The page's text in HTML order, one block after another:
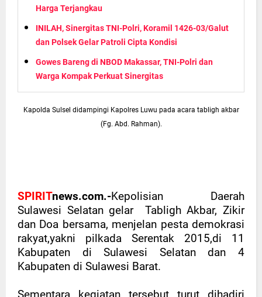
Harga Terjangkau
INILAH, Sinergitas TNI-Polri, Koramil 1426-03/Galut
dan Polsek Gelar Patroli Cipta Kondisi
Gowes Bareng di NBOD Makassar, TNI-Polri dan
Warga Kompak Perkuat Sinergitas
Kapolda Sulsel didampingi Kapolres Luwu pada acara tabligh akbar
(Fg. Abd. Rahman).
SPIRITnews.com.-Kepolisian Daerah
Sulawesi Selatan gelar
Tabligh Akbar, Zikir
dan Doa bersama, menjelan pesta demokrasi
rakyat,yakni pilkada Serentak 2015,di 11
Kabupaten di Sulawesi Selatan dan 4
Kabupaten di Sulawesi Barat.